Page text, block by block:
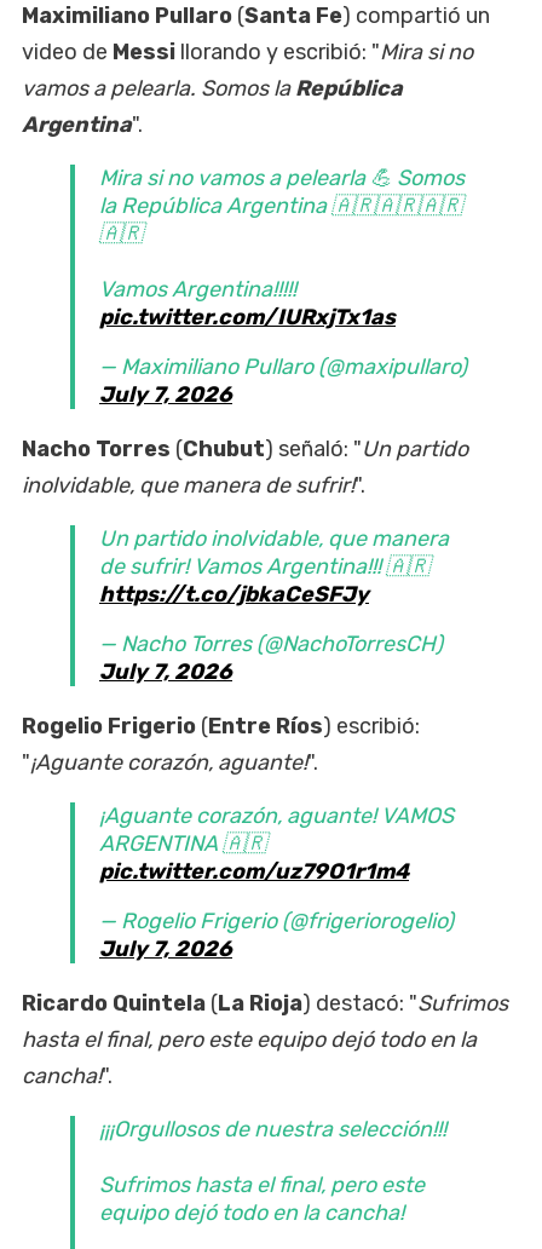
Maximiliano Pullaro (Santa Fe) compartió un
video de Messi llorando y escribió: "Mira si no
vamos a pelearla. Somos laRepública
Argentina".
Mira si no vamos a pelearla 💪 Somos
la República Argentina 🇦🇷🇦🇷🇦🇷
🇦🇷
Vamos Argentina!!!!!
pic.twitter.com/IURxjTx1as
— Maximiliano Pullaro (@maxipullaro)
July 7, 2026
Nacho Torres (Chubut) señaló: "Un partido
inolvidable, que manera de sufrir!".
Un partido inolvidable, que manera
de sufrir! Vamos Argentina!!! 🇦🇷
https://t.co/jbkaCeSFJy
— Nacho Torres (@NachoTorresCH)
July 7, 2026
Rogelio Frigerio (Entre Ríos) escribió:
"¡Aguante corazón, aguante!".
¡Aguante corazón, aguante! VAMOS
ARGENTINA 🇦🇷
pic.twitter.com/uz79O1r1m4
— Rogelio Frigerio (@frigeriorogelio)
July 7, 2026
Ricardo Quintela (La Rioja) destacó: "Sufrimos
hasta el final, pero este equipo dejó todo en la
cancha!".
¡¡¡Orgullosos de nuestra selección!!!
Sufrimos hasta el final, pero este
equipo dejó todo en la cancha!